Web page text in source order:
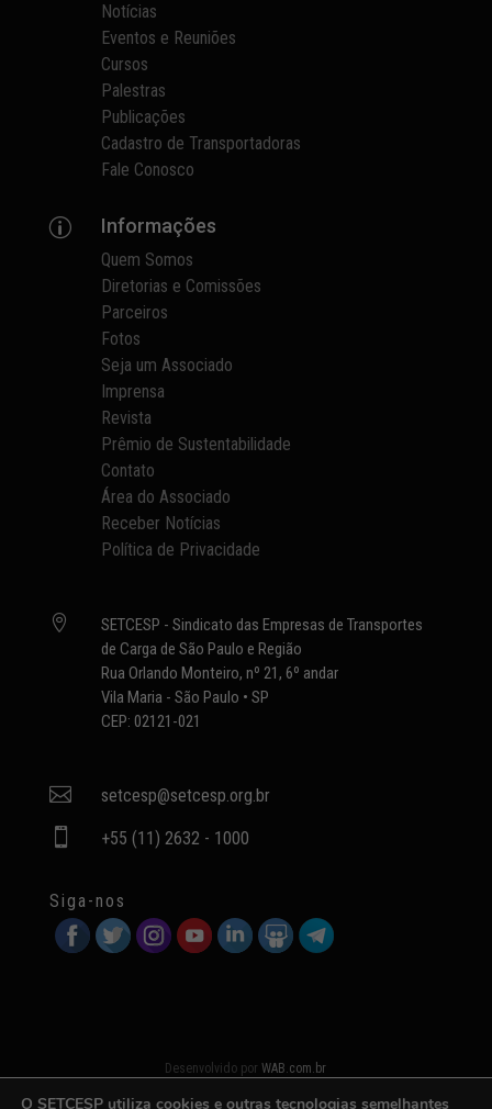
Notícias
Eventos e Reuniões
Cursos
Palestras
Publicações
Cadastro de Transportadoras
Fale Conosco
p Informações
Quem Somos
Diretorias e Comissões
Parceiros
Fotos
Seja um Associado
Imprensa
Revista
Prêmio de Sustentabilidade
Contato
Área do Associado
Receber Notícias
Política de Privacidade

SETCESP - Sindicato das Empresas de Transportes
de Carga de São Paulo e Região
Rua Orlando Monteiro, nº 21, 6º andar
Vila Maria - São Paulo • SP
CEP: 02121-021
 setcesp@setcesp.org.br
 +55 (11) 2632 - 1000
Siga-nos
Desenvolvido porWAB.com.br
O SETCESP utiliza cookies e outras tecnologias semelhantes